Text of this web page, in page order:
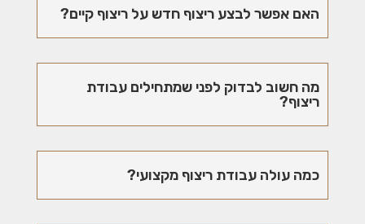
האם אפשר לבצע ריצוף חדש על ריצוף קיים?
מה חשוב לבדוק לפני שמתחילים עבודת
ריצוף?
כמה עולה עבודת ריצוף מקצועי?